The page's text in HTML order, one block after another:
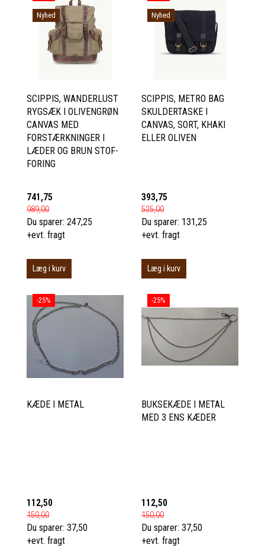
Nyhed
SCIPPIS, WANDERLUST
RYGSÆK I OLIVENGRØN
CANVAS MED
FORSTÆRKNINGER I
LÆDER OG BRUN STOF-
FORING
741,75
989,00
Du sparer: 247,25
+evt. fragt
Læg i kurv
Nyhed
SCIPPIS, METRO BAG
SKULDERTASKE I
CANVAS, SORT, KHAKI
ELLER OLIVEN
393,75
525,00
Du sparer: 131,25
+evt. fragt
Læg i kurv
-25%
KÆDE I METAL
112,50
150,00
Du sparer: 37,50
+evt. fragt
-25%
BUKSEKÆDE I METAL
MED 3 ENS KÆDER
112,50
150,00
Du sparer: 37,50
+evt. fragt